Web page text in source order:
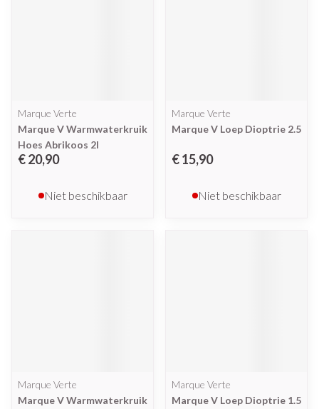
Marque Verte
Marque V Warmwaterkruik
Hoes Abrikoos 2l
€ 20,90
Niet beschikbaar
Marque Verte
Marque V Loep Dioptrie 2.5
€ 15,90
Niet beschikbaar
Marque Verte
Marque V Warmwaterkruik
Marque Verte
Marque V Loep Dioptrie 1.5